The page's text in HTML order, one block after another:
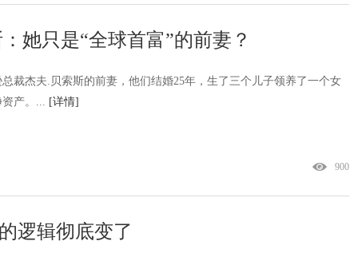
她只是“全球首富”的前妻？
裁杰夫.贝索斯的前妻，他们结婚25年，生了三个儿子领养了一个女
产。... [详情]
900
逻辑彻底变了